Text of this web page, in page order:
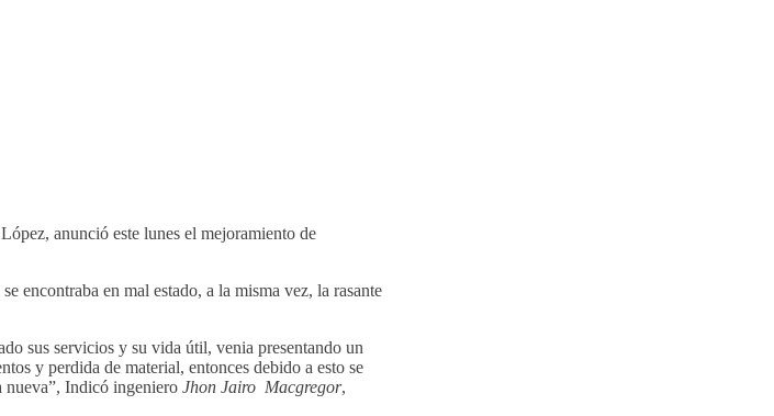
anunció este lunes el mejoramiento de
encontraba en mal estado, a la misma vez, la rasante
sus servicios y su vida útil, venia presentando un
y perdida de material, entonces debido a esto se
nueva”, Indicó ingeniero Jhon Jairo Macgregor,